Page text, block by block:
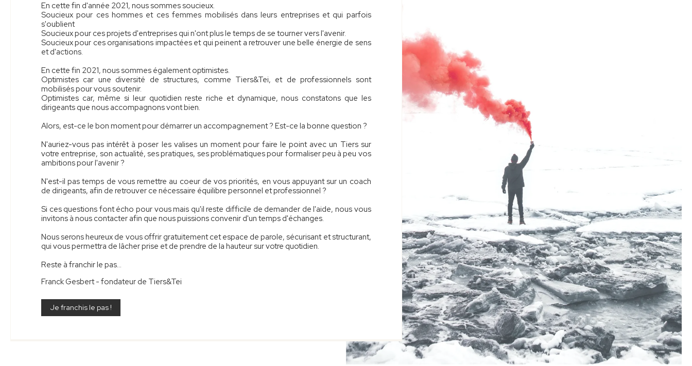
En cette fin d'année 2021, nous sommes soucieux.
Soucieux pour ces hommes et ces femmes mobilisés dans leurs entreprises et qui parfois
s'oublient
Soucieux pour ces projets d'entreprises qui n'ont plus le temps de se tourner vers l'avenir.
Soucieux pour ces organisations impactées et qui peinent a retrouver une belle énergie de sens
et d'actions.
En cette fin 2021, nous sommes également optimistes.
Optimistes car une diversité de structures, comme Tiers&Tei, et de professionnels sont
mobilisés pour vous soutenir.
Optimistes car, même si leur quotidien reste riche et dynamique, nous constatons que les
dirigeants que nous accompagnons vont bien.
Alors, est-ce le bon moment pour démarrer un accompagnement ? Est-ce la bonne question ?
N'auriez-vous pas intérêt à poser les valises un moment pour faire le point avec un Tiers sur
votre entreprise, son actualité, ses pratiques, ses problématiques pour formaliser peu à peu vos
ambitions pour l'avenir ?
N'est-il pas temps de vous remettre au coeur de vos priorités, en vous appuyant sur un coach
de dirigeants, afin de retrouver ce nécessaire équilibre personnel et professionnel ?
Si ces questions font écho pour vous mais qu'il reste difficile de demander de l'aide, nous vous
invitons à nous contacter afin que nous puissions convenir d'un temps d'échanges.
Nous serons heureux de vous offrir gratuitement cet espace de parole, sécurisant et structurant,
qui vous permettra de lâcher prise et de prendre de la hauteur sur votre quotidien.
Reste à franchir le pas…
Franck Gesbert - fondateur de Tiers&Tei
Je franchis le pas !